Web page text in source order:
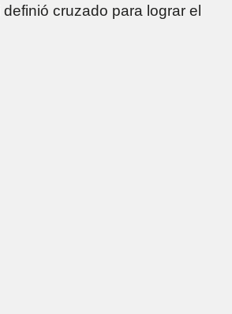
definió cruzado para lograr el